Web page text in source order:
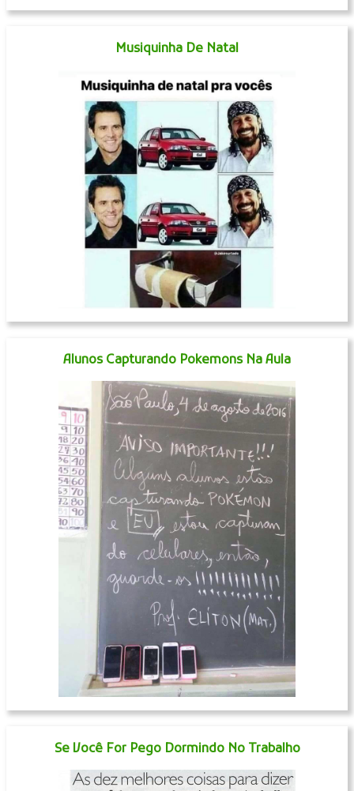
Musiquinha De Natal
Alunos Capturando Pokemons Na Aula
Se Você For Pego Dormindo No Trabalho